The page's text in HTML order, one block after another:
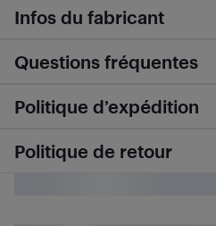
Infos du fabricant
Questions fréquentes
Politique d’expédition
Politique de retour